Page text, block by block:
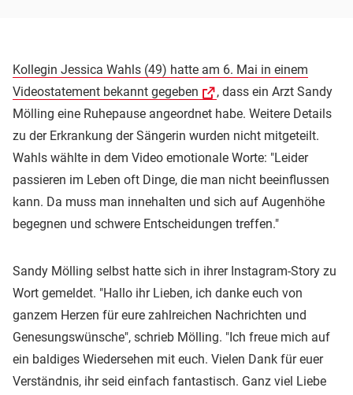
Kollegin Jessica Wahls (49) hatte am 6. Mai in einem
Videostatement bekannt gegeben
, dass ein Arzt Sandy
Mölling eine Ruhepause angeordnet habe. Weitere Details
zu der Erkrankung der Sängerin wurden nicht mitgeteilt.
Wahls wählte in dem Video emotionale Worte: "Leider
passieren im Leben oft Dinge, die man nicht beeinflussen
kann. Da muss man innehalten und sich auf Augenhöhe
begegnen und schwere Entscheidungen treffen."
Sandy Mölling selbst hatte sich in ihrer Instagram-Story zu
Wort gemeldet. "Hallo ihr Lieben, ich danke euch von
ganzem Herzen für eure zahlreichen Nachrichten und
Genesungswünsche", schrieb Mölling. "Ich freue mich auf
ein baldiges Wiedersehen mit euch. Vielen Dank für euer
Verständnis, ihr seid einfach fantastisch. Ganz viel Liebe